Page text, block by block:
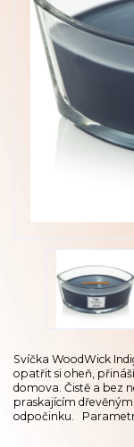
Svíčka WoodWick
opatřit si oheň,
domova. Čistě a bez
praskajícím
odpočinku.